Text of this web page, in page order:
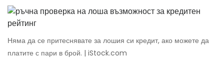
Няма да се притеснявате за лошия си кредит, ако можете да
платите с пари в брой. | iStock.com